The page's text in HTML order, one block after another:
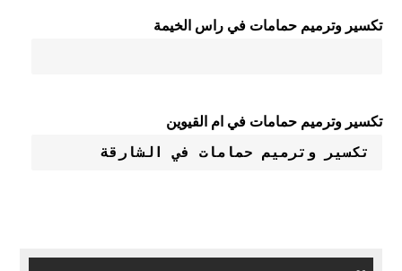
تكسير وترميم حمامات في راس الخيمة
تكسير وترميم حمامات في ام القيوين
تكسير وترميم حمامات في الشارقة